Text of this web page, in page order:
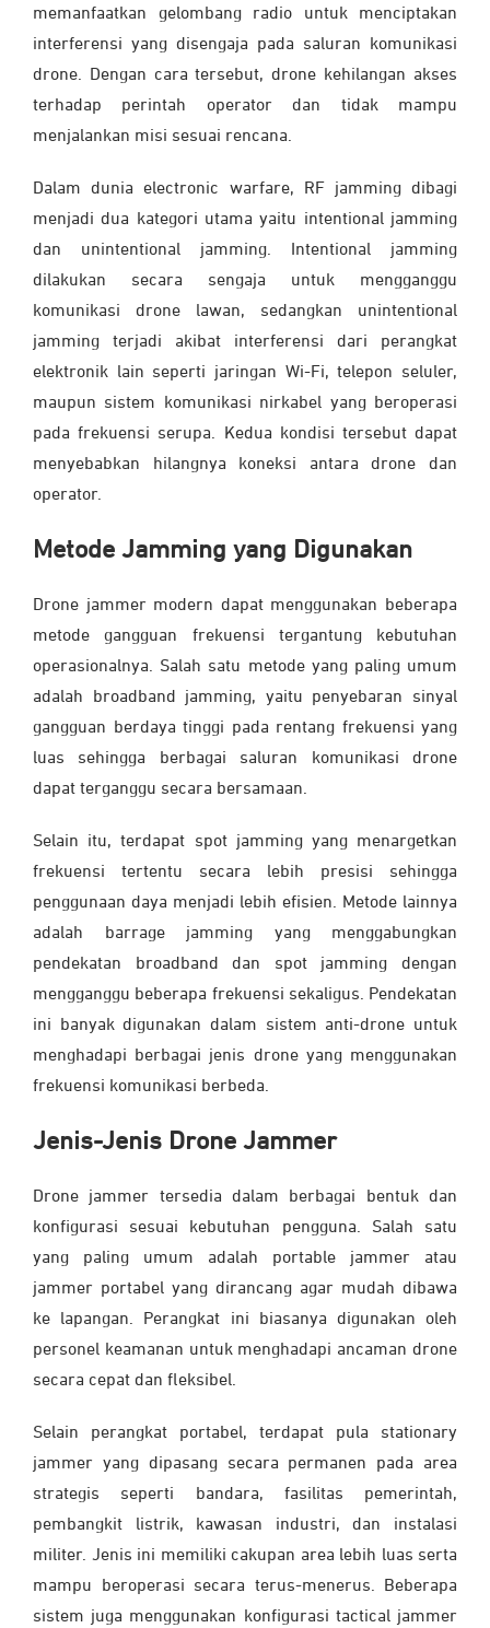
memanfaatkan gelombang radio untuk menciptakan
interferensi yang disengaja pada saluran komunikasi
drone. Dengan cara tersebut, drone kehilangan akses
terhadap perintah operator dan tidak mampu
menjalankan misi sesuai rencana.
Dalam dunia electronic warfare, RF jamming dibagi
menjadi dua kategori utama yaitu intentional jamming
dan unintentional jamming. Intentional jamming
dilakukan secara sengaja untuk mengganggu
komunikasi drone lawan, sedangkan unintentional
jamming terjadi akibat interferensi dari perangkat
elektronik lain seperti jaringan Wi-Fi, telepon seluler,
maupun sistem komunikasi nirkabel yang beroperasi
pada frekuensi serupa. Kedua kondisi tersebut dapat
menyebabkan hilangnya koneksi antara drone dan
operator.
Metode Jamming yang Digunakan
Drone jammer modern dapat menggunakan beberapa
metode gangguan frekuensi tergantung kebutuhan
operasionalnya. Salah satu metode yang paling umum
adalah broadband jamming, yaitu penyebaran sinyal
gangguan berdaya tinggi pada rentang frekuensi yang
luas sehingga berbagai saluran komunikasi drone
dapat terganggu secara bersamaan.
Selain itu, terdapat spot jamming yang menargetkan
frekuensi tertentu secara lebih presisi sehingga
penggunaan daya menjadi lebih efisien. Metode lainnya
adalah barrage jamming yang menggabungkan
pendekatan broadband dan spot jamming dengan
mengganggu beberapa frekuensi sekaligus. Pendekatan
ini banyak digunakan dalam sistem anti-drone untuk
menghadapi berbagai jenis drone yang menggunakan
frekuensi komunikasi berbeda.
Jenis-Jenis Drone Jammer
Drone jammer tersedia dalam berbagai bentuk dan
konfigurasi sesuai kebutuhan pengguna. Salah satu
yang paling umum adalah portable jammer atau
jammer portabel yang dirancang agar mudah dibawa
ke lapangan. Perangkat ini biasanya digunakan oleh
personel keamanan untuk menghadapi ancaman drone
secara cepat dan fleksibel.
Selain perangkat portabel, terdapat pula stationary
jammer yang dipasang secara permanen pada area
strategis seperti bandara, fasilitas pemerintah,
pembangkit listrik, kawasan industri, dan instalasi
militer. Jenis ini memiliki cakupan area lebih luas serta
mampu beroperasi secara terus-menerus. Beberapa
sistem juga menggunakan konfigurasi tactical jammer